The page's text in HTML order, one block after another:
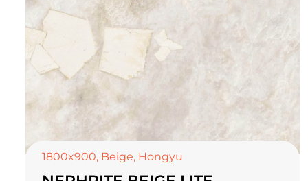
1800x900, Beige, Hongyu